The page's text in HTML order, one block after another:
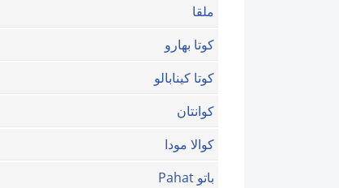
ملقا
كوتا بهارو
كوتا كينابالو
كوانتان
كوالا مودا
باتو Pahat